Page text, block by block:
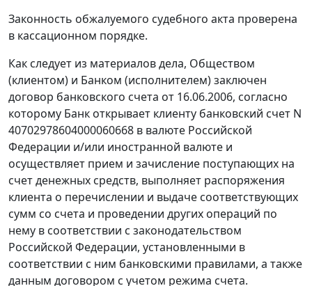
Законность обжалуемого судебного акта проверена
в кассационном порядке.
Как следует из материалов дела, Обществом
(клиентом) и Банком (исполнителем) заключен
договор банковского счета от 16.06.2006, согласно
которому Банк открывает клиенту банковский счет N
40702978604000060668 в валюте Российской
Федерации и/или иностранной валюте и
осуществляет прием и зачисление поступающих на
счет денежных средств, выполняет распоряжения
клиента о перечислении и выдаче соответствующих
сумм со счета и проведении других операций по
нему в соответствии с законодательством
Российской Федерации, установленными в
соответствии с ним банковскими правилами, а также
данным договором с учетом режима счета.